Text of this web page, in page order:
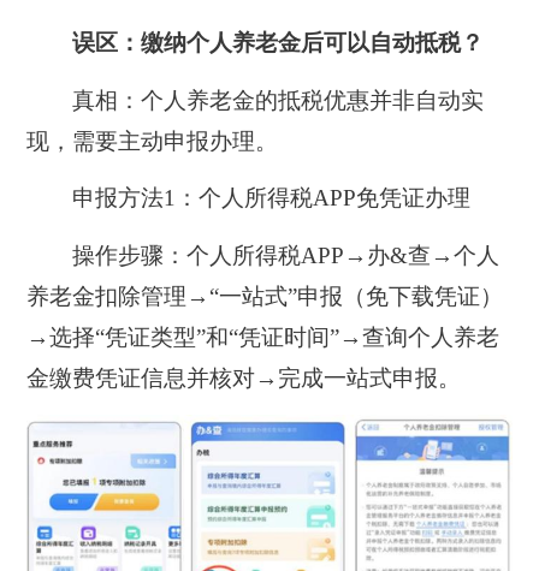
误区：缴纳个人养老金后可以自动抵税？
真相：个人养老金的抵税优惠并非自动实
现，需要主动申报办理。
申报方法1：个人所得税APP免凭证办理
操作步骤：个人所得税APP→办&查→个人
养老金扣除管理→“一站式”申报（免下载凭证）
→选择“凭证类型”和“凭证时间”→查询个人养老
金缴费凭证信息并核对→完成一站式申报。